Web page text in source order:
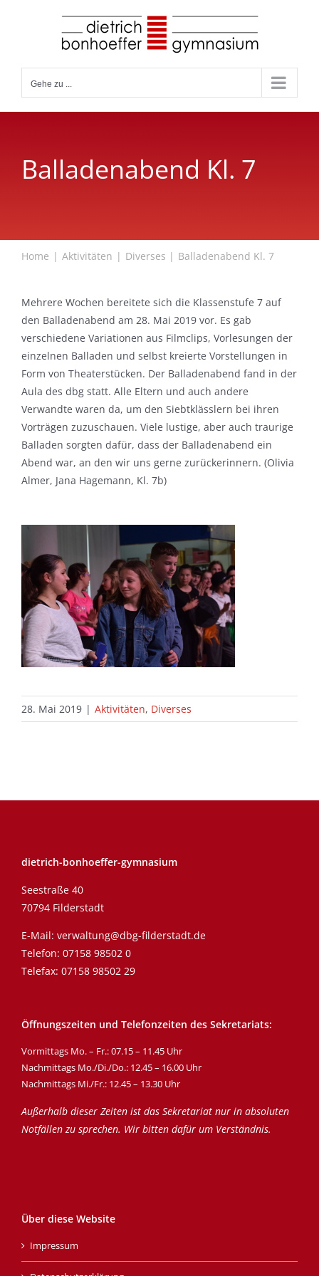
Gehe zu ...
Balladenabend Kl. 7
Home Aktivitäten Diverses Balladenabend Kl. 7
Mehrere Wochen bereitete sich die Klassenstufe 7 auf
den Balladenabend am 28. Mai 2019 vor. Es gab
verschiedene Variationen aus Filmclips, Vorlesungen der
einzelnen Balladen und selbst kreierte Vorstellungen in
Form von Theaterstücken. Der Balladenabend fand in der
Aula des dbg statt. Alle Eltern und auch andere
Verwandte waren da, um den Siebtklässlern bei ihren
Vorträgen zuzuschauen. Viele lustige, aber auch traurige
Balladen sorgten dafür, dass der Balladenabend ein
Abend war, an den wir uns gerne zurückerinnern. (Olivia
Almer, Jana Hagemann, Kl. 7b)
28. Mai 2019 | Aktivitäten, Diverses
dietrich-bonhoeffer-gymnasium
Seestraße 40
70794 Filderstadt
E-Mail: verwaltung@dbg-filderstadt.de
Telefon: 07158 98502 0
Telefax: 07158 98502 29
Öffnungszeiten und Telefonzeiten des Sekretariats:
Vormittags Mo. – Fr.: 07.15 – 11.45 Uhr
Nachmittags Mo./Di./Do.: 12.45 – 16.00 Uhr
Nachmittags Mi./Fr.: 12.45 – 13.30 Uhr
Außerhalb dieser Zeiten ist das Sekretariat nur in absoluten
Notfällen zu sprechen. Wir bitten dafür um Verständnis.
Über diese Website
Impressum